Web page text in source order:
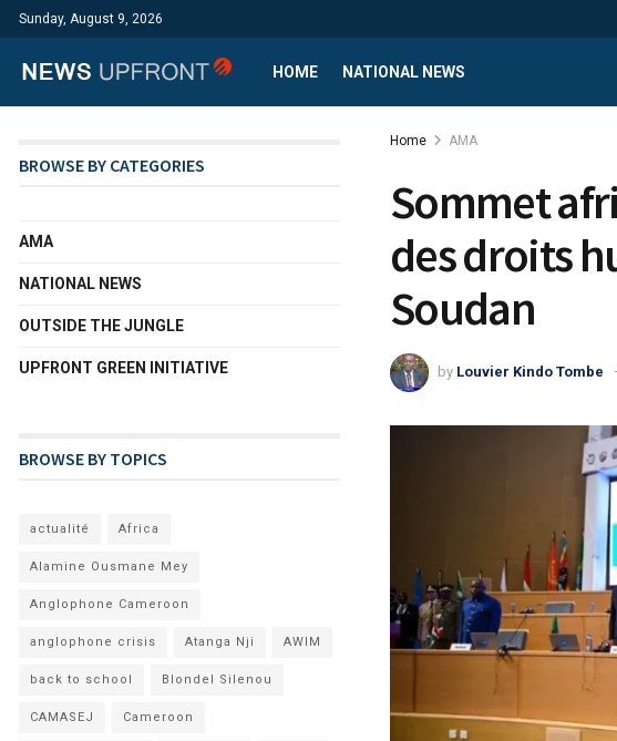
Sunday, August 9, 2026
HOME NATIONAL NEWS
Home AMA
Sommet
des droits
Soudan
by Louvier Kindo Tombe
BROWSE BY CATEGORIES
AMA
NATIONAL NEWS
OUTSIDE THE JUNGLE
UPFRONT GREEN INITIATIVE
BROWSE BY TOPICS
actualité Africa
Alamine Ousmane Mey
Anglophone Cameroon
anglophone crisis Atanga Nji AWIM
back to school Blondel Silenou
CAMASEJ Cameroon